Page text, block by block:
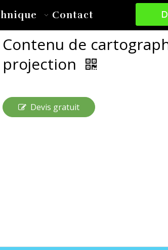
Contact
Contenu de
projection
Devis gratuit